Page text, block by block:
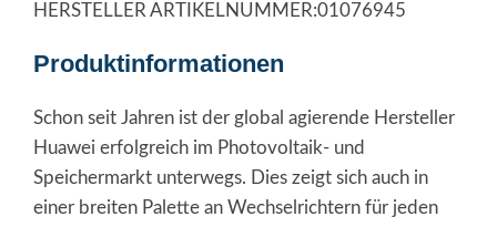
HERSTELLER ARTIKELNUMMER:01076945
Produktinformationen
Schon seit Jahren ist der global agierende Hersteller
Huawei erfolgreich im Photovoltaik- und
Speichermarkt unterwegs. Dies zeigt sich auch in
einer breiten Palette an Wechselrichtern für jeden